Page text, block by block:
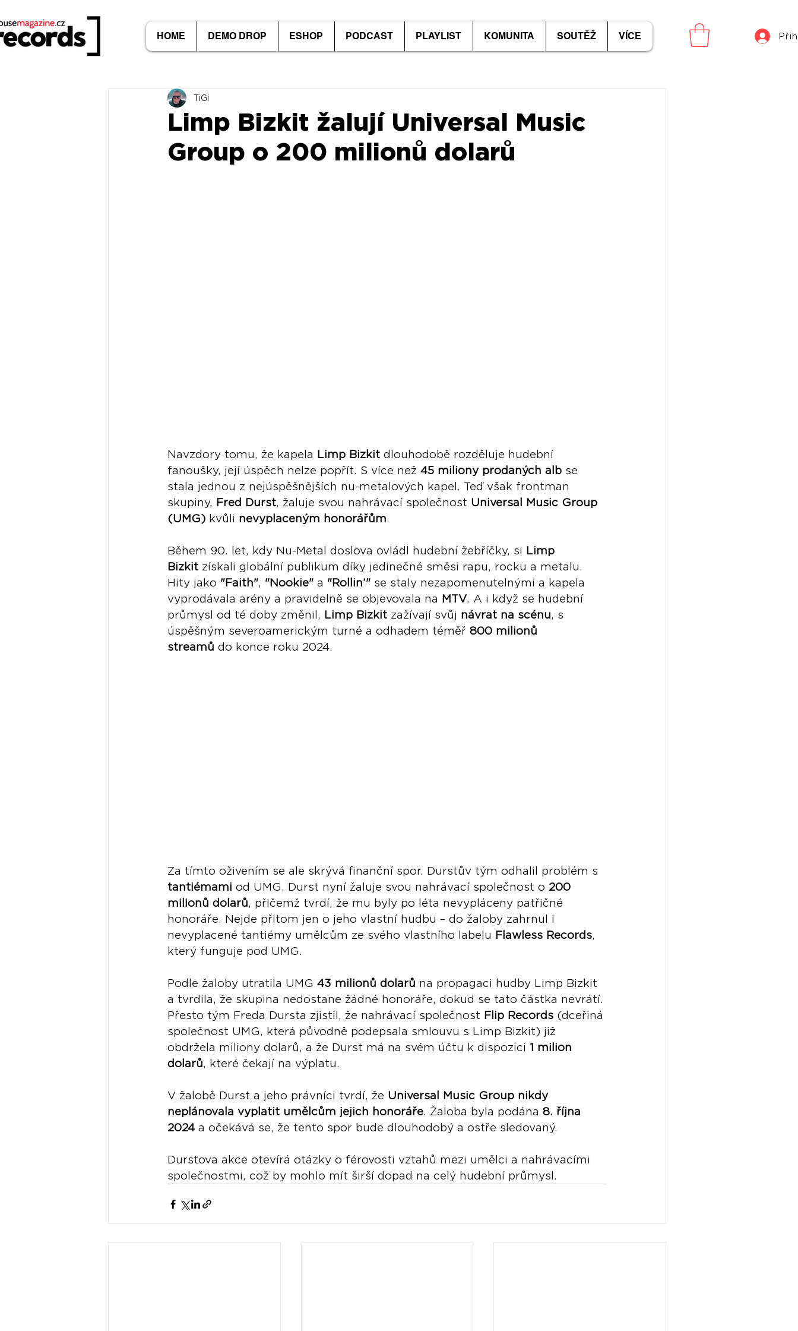
HOME DEMO DROP ESHOP PODCAST PLAYLIST KOMUNITA SOUTĚŽ VÍCE
Limp Bizkit žalují Universal Music
Group o 200 milionů dolarů
TiGi
Navzdory tomu, že kapela Limp Bizkit dlouhodobě rozděluje hudební
fanoušky, její úspěch nelze popřít. S více než 45 miliony prodaných alb se
stala jednou z nejúspěšnějších nu-metalových kapel. Teď však frontman
skupiny, Fred Durst, žaluje svou nahrávací společnost Universal Music Group
(UMG) kvůli nevyplaceným honorářům.
Během 90. let, kdy Nu-Metal doslova ovládl hudební žebříčky, si Limp
Bizkit získali globální publikum díky jedinečné směsi rapu, rocku a metalu.
Hity jako "Faith", "Nookie" a "Rollin’" se staly nezapomenutelnými a kapela
vyprodávala arény a pravidelně se objevovala na MTV. A i když se hudební
průmysl od té doby změnil, Limp Bizkit zažívají svůj návrat na scénu, s
úspěšným severoamerickým turné a odhadem téměř 800 milionů
streamů do konce roku 2024.
Za tímto oživením se ale skrývá finanční spor. Durstův tým odhalil problém s
tantiémami od UMG. Durst nyní žaluje svou nahrávací společnost o 200
milionů dolarů, přičemž tvrdí, že mu byly po léta nevypláceny patřičné
honoráře. Nejde přitom jen o jeho vlastní hudbu – do žaloby zahrnul i
nevyplacené tantiémy umělcům ze svého vlastního labelu Flawless Records,
který funguje pod UMG.
Podle žaloby utratila UMG 43 milionů dolarů na propagaci hudby Limp Bizkit
a tvrdila, že skupina nedostane žádné honoráře, dokud se tato částka nevrátí.
Přesto tým Freda Dursta zjistil, že nahrávací společnost Flip Records (dceřiná
společnost UMG, která původně podepsala smlouvu s Limp Bizkit) již
obdržela miliony dolarů, a že Durst má na svém účtu k dispozici 1 milion
dolarů, které čekají na výplatu.
V žalobě Durst a jeho právníci tvrdí, že Universal Music Group nikdy
neplánovala vyplatit umělcům jejich honoráře. Žaloba byla podána 8. října
2024 a očekává se, že tento spor bude dlouhodobý a ostře sledovaný.
Durstova akce otevírá otázky o férovosti vztahů mezi umělci a nahrávacími
společnostmi, což by mohlo mít širší dopad na celý hudební průmysl.